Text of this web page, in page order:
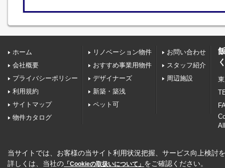
ホーム
会社概要
プライバシーポリシー
利用規約
サイトマップ
物件カタログ
リノベーション物件
おすすめ事業用物件
デザイナーズ
新築・築浅
ペット可
お問い合わせ
スタッフ紹介
周辺施設
当サイトでは、お客様の当サイト利用状況把握、サービス向上検討
詳しくは、当社の 「Cookieの取扱いについて」 をご確認ください。